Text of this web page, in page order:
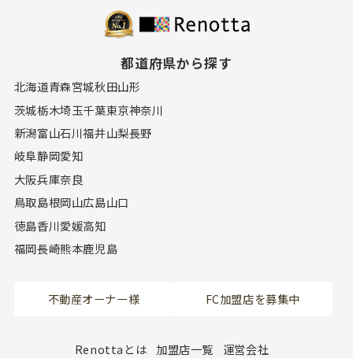
都道府県から探す
北海道青森宮城秋田山形
茨城栃木埼玉千葉東京神奈川
新潟富山石川福井山梨長野
岐阜静岡愛知
大阪兵庫奈良
鳥取島根岡山広島山口
徳島香川愛媛高知
福岡長崎熊本鹿児島
不動産オーナー様 FC加盟店を募集中
Renottaとは 加盟店一覧 運営会社